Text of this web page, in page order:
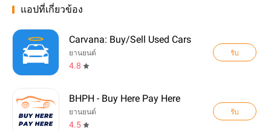
แอปที่เกี่ยวข้อง
Carvana: Buy/Sell Used Cars
ยานยนต์
4.8
รับ
BHPH - Buy Here Pay Here
ยานยนต์
4.5
รับ